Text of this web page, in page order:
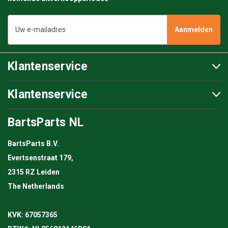
mailadres
Klantenservice
Klantenservice
BartsParts NL
BartsParts B.V.
Evertsenstraat 179,
2315 RZ Leiden
The Netherlands
KVK: 67057365